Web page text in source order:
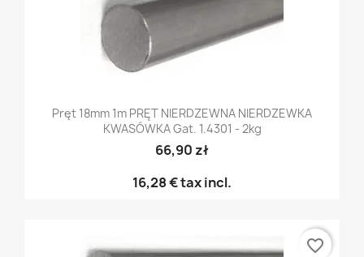
Pręt 18mm 1m PRĘT NIERDZEWNA NIERDZEWKA
KWASÓWKA Gat. 1.4301 - 2kg
66,90 zł
16,28 €tax incl.
favorite_border